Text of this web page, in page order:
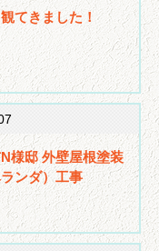
てきました！
様邸 外壁屋根塗装
ンダ）工事